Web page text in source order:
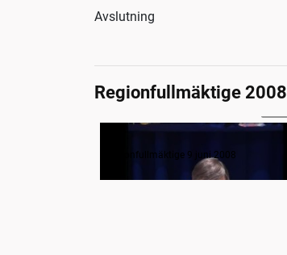
Avslutning
Regionfullmäktige 2008
Regionfullmäktige 9 juni 2008